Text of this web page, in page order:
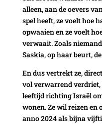
alleen, aan de oevers
spel heeft, ze voelt hoe
opwaaien en ze voelt
verwaait. Zoals
Saskia, op haar beurt,
En dus vertrekt ze,
vol verwarrend verdriet,
leeftijd richting Israël
wonen. Ze wil reizen en
anno 2024 als bijna